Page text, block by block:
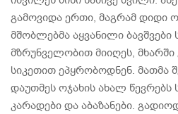
გამოვიდა ერთი, მაგრამ დიდი
მშობლებმა აყვანილი
მზრუნველობით მიიღეს,
სიკეთით ეპყრობოდნენ. მათმა
დაუთმეს ოჯახის ახალ წევრებს
კარადები და აბაზანები.